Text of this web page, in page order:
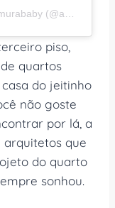
piso,
quartos
do jeitinho
não goste
por lá, a
arquitetos que
do quarto
sonhou.